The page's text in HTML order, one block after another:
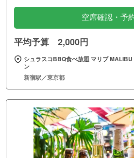
空席確認・予
平均予算 2,000円
シュラスコBBQ食べ放題 マリブ
ン
新宿駅／東京都